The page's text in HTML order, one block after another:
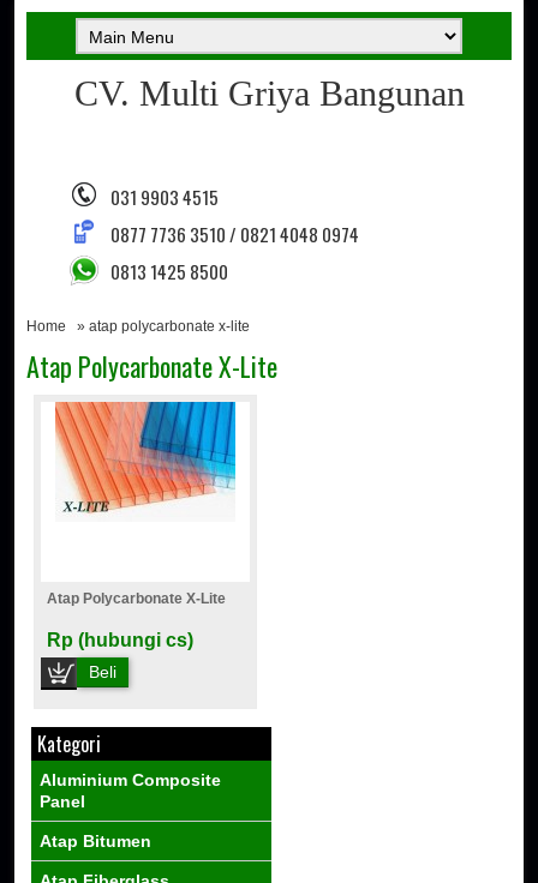
CV. Multi Griya Bangunan
031 9903 4515
0877 7736 3510 / 0821 4048 0974
0813 1425 8500
Home » atap polycarbonate x-lite
Atap Polycarbonate X-Lite
Atap Polycarbonate X-Lite
Rp (hubungi cs)
Beli
Kategori
Aluminium Composite
Panel
Atap Bitumen